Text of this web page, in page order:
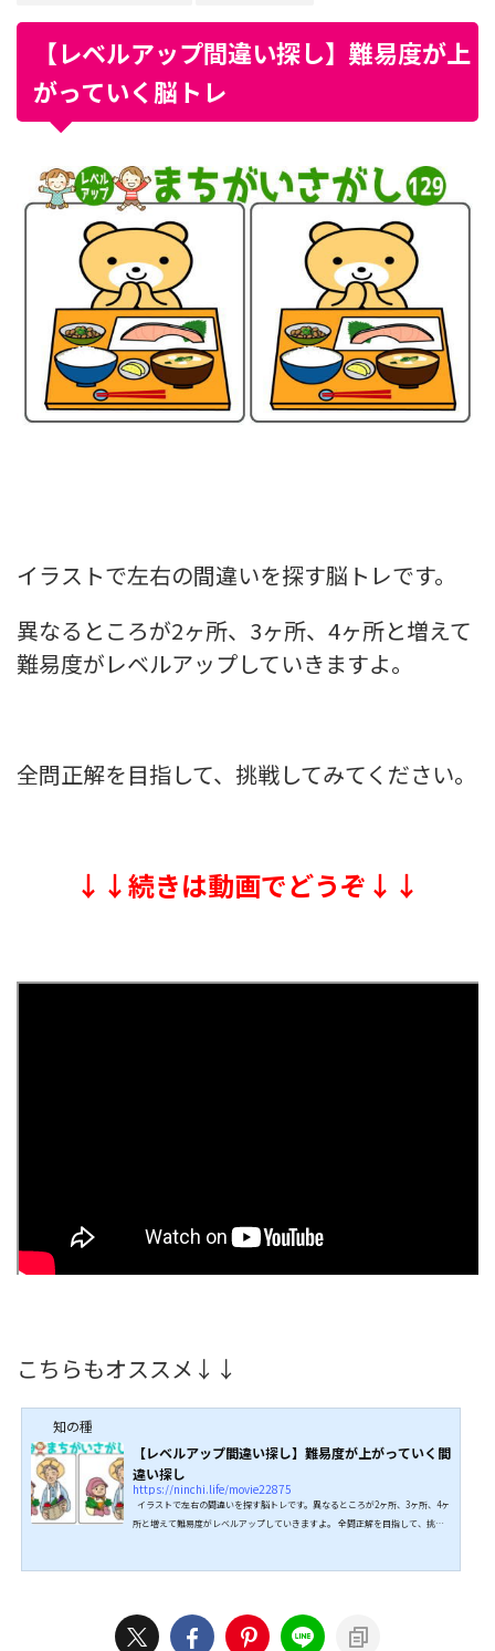
【レベルアップ間違い探し】難易度が上
がっていく脳トレ
イラストで左右の間違いを探す脳トレです。
異なるところが2ヶ所、3ヶ所、4ヶ所と増えて
難易度がレベルアップしていきますよ。
全問正解を目指して、挑戦してみてください。
↓↓続きは動画でどうぞ↓↓
こちらもオススメ↓↓
知の種
【レベルアップ間違い探し】難易度が上がっていく間
違い探し
https://ninchi.life/movie22875
イラストで左右の間違いを探す脳トレです。異なるところが2ヶ所、3ヶ所、4ヶ
所と増えて難易度がレベルアップしていきますよ。 全問正解を目指して、挑戦